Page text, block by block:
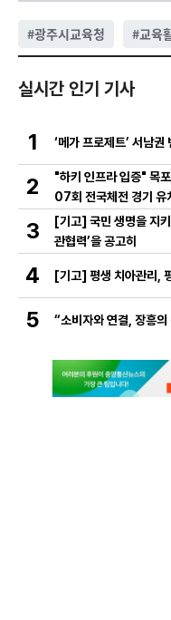
#광주시교육청 #교육
실시간 인기 기사
1 ‘메가 프로제트’ 서남
2
"하키 인프라 입증" 목
07회 전국체전 경기 유
3
[기고] 국민 생명을 지
관협력’을 공고히
4 [기고] 평생 치아관리,
5 “소비자와 연결, 장흥